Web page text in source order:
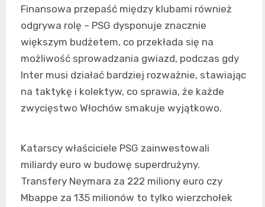
Finansowa przepaść między klubami również
odgrywa rolę – PSG dysponuje znacznie
większym budżetem, co przekłada się na
możliwość sprowadzania gwiazd, podczas gdy
Inter musi działać bardziej rozważnie, stawiając
na taktykę i kolektyw, co sprawia, że każde
zwycięstwo Włochów smakuje wyjątkowo.
Katarscy właściciele PSG zainwestowali
miliardy euro w budowę superdrużyny.
Transfery Neymara za 222 miliony euro czy
Mbappe za 135 milionów to tylko wierzchołek